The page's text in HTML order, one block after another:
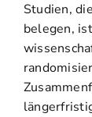
Studien,
belegen,